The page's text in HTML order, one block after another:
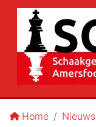
Home Nieuws